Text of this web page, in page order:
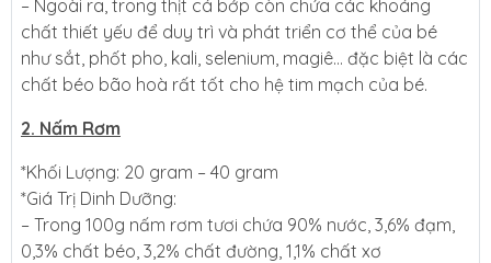
– Ngoài ra, trong thịt cá bớp còn chứa các khoáng
chất thiết yếu để duy trì và phát triển cơ thể của bé
như sắt, phốt pho, kali, selenium, magiê… đặc biệt là các
chất béo bão hoà rất tốt cho hệ tim mạch của bé.
2. Nấm Rơm
*Khối Lượng: 20 gram – 40 gram
*Giá Trị Dinh Dưỡng:
– Trong 100g nấm rơm tươi chứa 90% nước, 3,6% đạm,
0,3% chất béo, 3,2% chất đường, 1,1% chất xơ